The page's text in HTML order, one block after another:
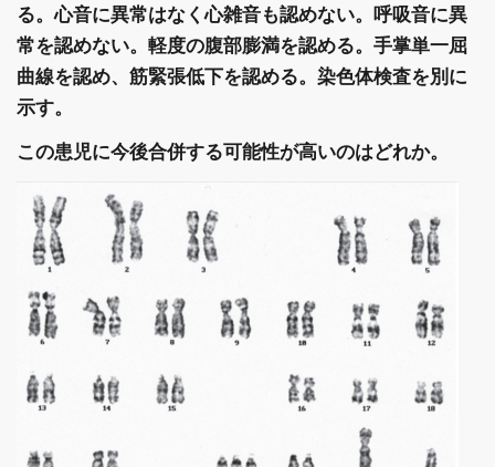
る。心音に異常はなく心雑音も認めない。呼吸音に異
常を認めない。軽度の腹部膨満を認める。手掌単一屈
曲線を認め、筋緊張低下を認める。染色体検査を別に
示す。
この患児に今後合併する可能性が高いのはどれか。